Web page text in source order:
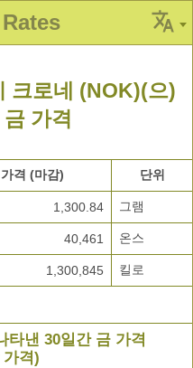
크로네 (NOK)(으)
가격
가격 (마감) 단위
1,300.84 그램
40,461 온스
1,300,845 킬로
타낸 30일간 금 가격
격)